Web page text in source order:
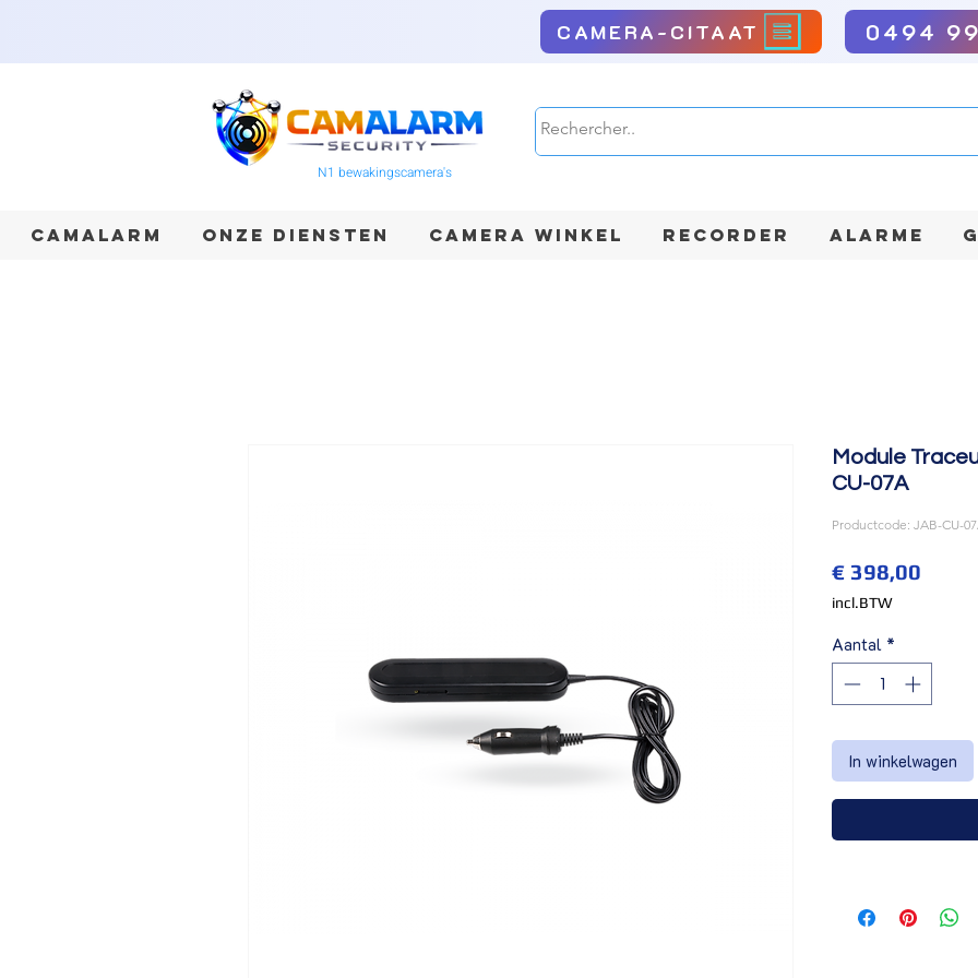
CAMERA-CITAAT 0494
N1 bewakingscamera's
CAMALARM ONZE DIENSTEN CAMERA WINKEL RECORDER ALARME
Module
CU-07A
Productcode: JAB-CU-
€ 398,00
incl.BTW
Aantal *
In winkelwagen